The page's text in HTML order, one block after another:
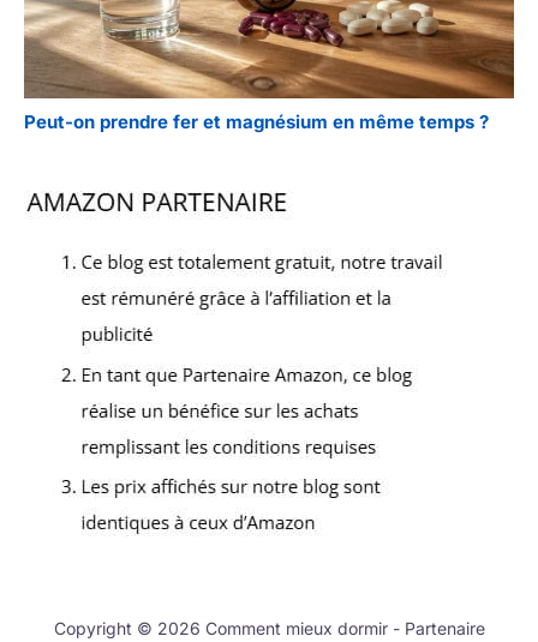
Peut-on prendre fer et magnésium en même temps ?
Copyright © 2026 Comment mieux dormir - Partenaire